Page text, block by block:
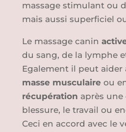
massage stimulant ou
mais aussi superficiel
Le massage canin
du sang, de la lymphe
Egalement il peut aider
masse musculaire ou
récupération après
blessure, le travail ou
Ceci en accord avec le